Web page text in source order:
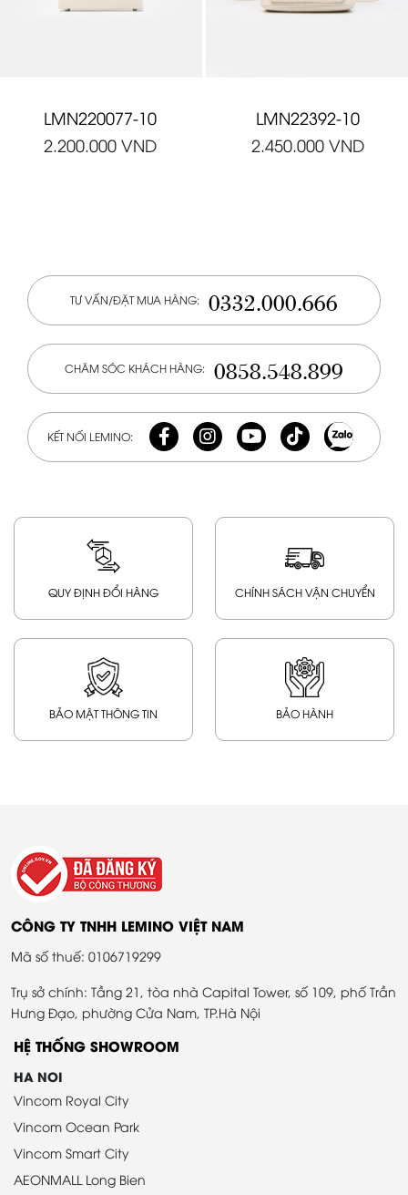
LMN220077-10
2.200.000 VND
LMN22392-10
2.450.000 VND
TƯ VẤN/ĐẶT MUA HÀNG: 0332.000.666
CHĂM SÓC KHÁCH HÀNG: 0858.548.899
KẾT NỐI LEMINO:
QUY ĐỊNH ĐỔI HÀNG CHÍNH SÁCH VẬN CHUYỂN
BẢO MẬT THÔNG TIN BẢO HÀNH
CÔNG TY TNHH LEMINO VIỆT NAM
Mã số thuế: 0106719299
Trụ sở chính: Tầng 21, tòa nhà Capital Tower, số 109, phố Trần
Hưng Đạo, phường Cửa Nam, TP.Hà Nội
HỆ THỐNG SHOWROOM
HA NOI
Vincom Royal City
Vincom Ocean Park
Vincom Smart City
AEONMALL Long Bien